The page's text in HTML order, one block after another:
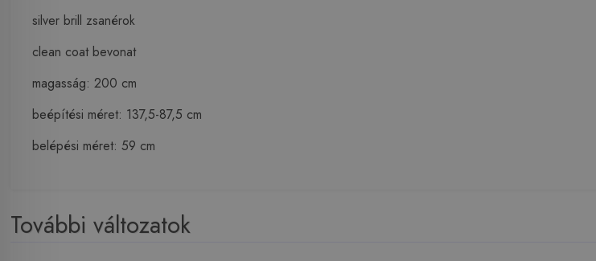
silver brill zsanérok
clean coat bevonat
magasság: 200 cm
beépítési méret: 137,5-87,5 cm
belépési méret: 59 cm
További változatok